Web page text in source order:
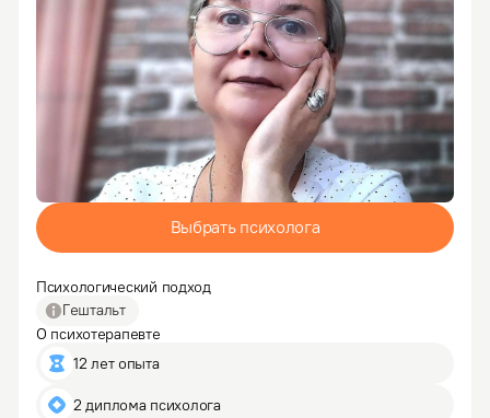
Выбрать психолога
Психологический подход
Гештальт
О психотерапевте
12 лет опыта
2 диплома психолога